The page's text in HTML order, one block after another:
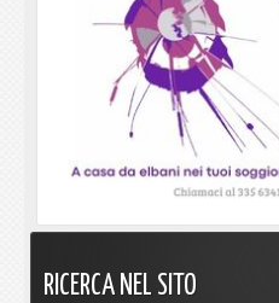
RICERCA NEL SITO